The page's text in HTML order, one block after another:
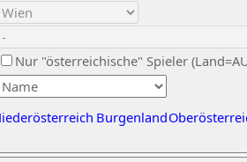
Nur "österreichische" Spieler
Burgenland